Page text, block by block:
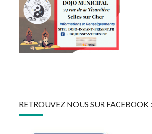
RETROUVEZ NOUS SUR FACEBOOK :